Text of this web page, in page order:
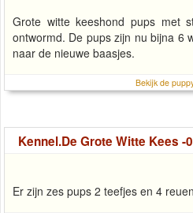
Grote witte keeshond pups met
ontwormd. De pups zijn nu bijna 6
naar de nieuwe baasjes.
Bekijk de
Kennel.De Grote Witte Kees
Er zijn zes pups 2 teefjes en 4